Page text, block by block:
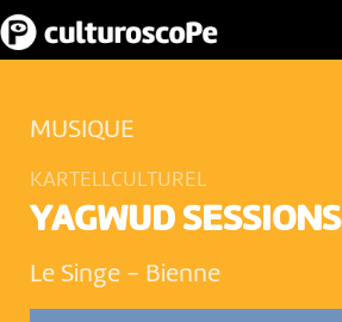
MUSIQUE
KARTELLCULTUREL
YAGWUD SESSIONS
Le Singe - Bienne